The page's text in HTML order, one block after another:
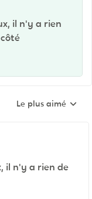
il n'y a rien
Réponses triées
Le plus aimé
il n'y a rien de